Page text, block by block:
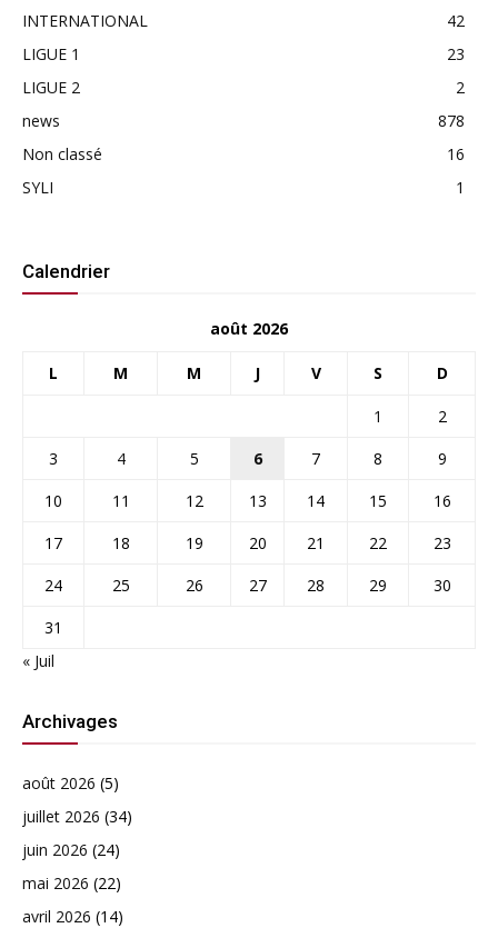
INTERNATIONAL
42
LIGUE 1
23
LIGUE 2
2
news
878
Non classé
16
SYLI
1
Calendrier
août 2026
L M M J V S D
1
2
3
4 5 6 7 8
9
10
11 12 13 14 15
16
17
18 19 20 21 22
23
24
25 26 27 28 29
30
31
« Juil
Archivages
août 2026 (5)
juillet 2026 (34)
juin 2026 (24)
mai 2026 (22)
avril 2026 (14)